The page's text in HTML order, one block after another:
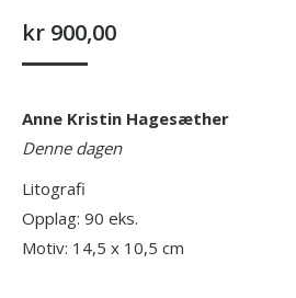
kr 900,00
Anne Kristin Hagesæther
Denne dagen
Litografi
Opplag: 90 eks.
Motiv: 14,5 x 10,5 cm